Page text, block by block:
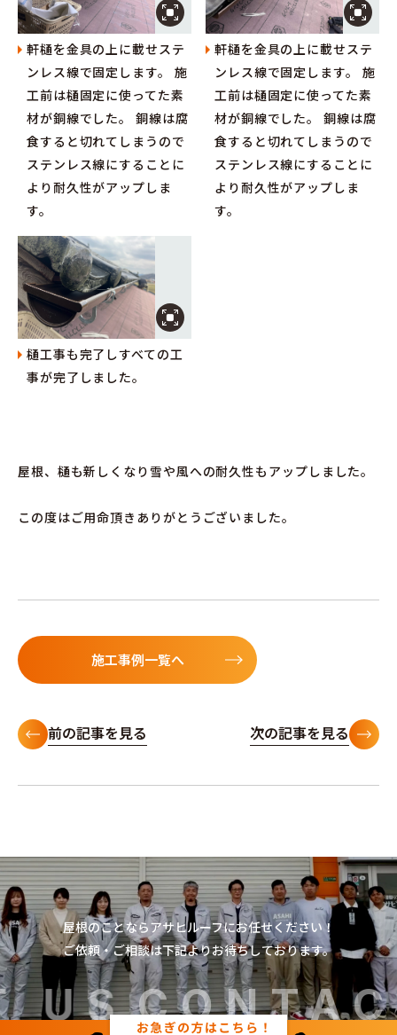
軒樋を金具の上に載せステ
ンレス線で固定します。 施
工前は樋固定に使ってた素
材が銅線でした。 銅線は腐
食すると切れてしまうので
ステンレス線にすることに
より耐久性がアップしま
す。
軒樋を金具の上に載せステ
ンレス線で固定します。 施
工前は樋固定に使ってた素
材が銅線でした。 銅線は腐
食すると切れてしまうので
ステンレス線にすることに
より耐久性がアップしま
す。
樋工事も完了しすべての工
事が完了しました。
屋根、樋も新しくなり雪や風への耐久性もアップしました。
この度はご用命頂きありがとうございました。
施工事例一覧へ
前の記事を見る 次の記事を見る
Contact
us
US
屋根のことならアサヒルーフにお任せください！
ご依頼・ご相談は下記よりお待ちしております。